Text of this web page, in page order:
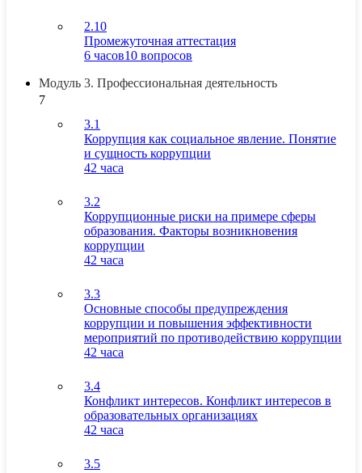
2.10
Промежуточная аттестация
6 часов10 вопросов
Модуль 3. Профессиональная деятельность
7
3.1
Коррупция как социальное явление. Понятие
и сущность коррупции
42 часа
3.2
Коррупционные риски на примере сферы
образования. Факторы возникновения
коррупции
42 часа
3.3
Основные способы предупреждения
коррупции и повышения эффективности
мероприятий по противодействию коррупции
42 часа
3.4
Конфликт интересов. Конфликт интересов в
образовательных организациях
42 часа
3.5